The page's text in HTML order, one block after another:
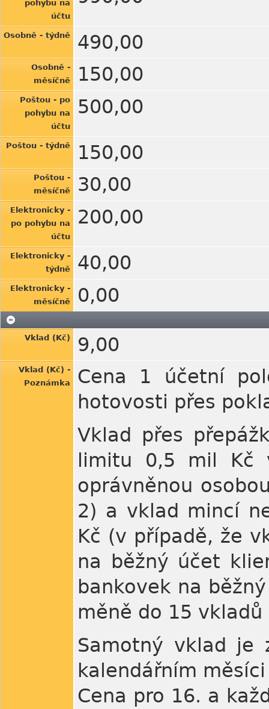
pohybu na
účtu
Osobně - týdně 490,00
Osobně -
měsíčně
150,00
Poštou - po
pohybu na
účtu
500,00
Poštou - týdně 150,00
Poštou -
měsíčně
30,00
Elektronicky -
po pohybu na
účtu
200,00
Elektronicky -
týdně
40,00
Elektronicky -
měsíčně
0,00
Vklad (Kč) 9,00
Vklad (Kč) -
Poznámka
Cena 1 účetní
hotovosti přes
Vklad přes
limitu 0,5 mil Kč
oprávněnou
2) a vklad mincí
Kč (v případě, že
na běžný účet
bankovek na
měně do 15
Samotný vklad je
kalendářním měsíci
Cena pro 16. a